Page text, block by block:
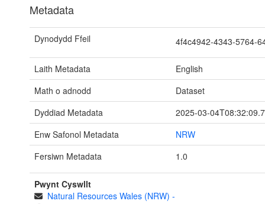
Metadata
Dynodydd Ffeil 4f4c4942-4343-5764-
Laith Metadata
English
Math o adnodd
Dataset
Dyddiad Metadata
2025-03-
Enw Safonol Metadata
NRW
Fersiwn Metadata
1.0
Pwynt Cyswllt
Natural Resources Wales (NRW) -